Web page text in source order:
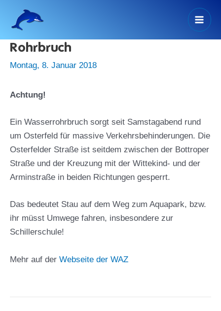
Inhalt
springen
Rohrbruch
Montag, 8. Januar 2018
Achtung!
Ein Wasserrohrbruch sorgt seit Samstagabend rund
um Osterfeld für massive Verkehrsbehinderungen. Die
Osterfelder Straße ist seitdem zwischen der Bottroper
Straße und der Kreuzung mit der Wittekind- und der
Arminstraße in beiden Richtungen gesperrt.
Das bedeutet Stau auf dem Weg zum Aquapark, bzw.
ihr müsst Umwege fahren, insbesondere zur
Schillerschule!
Mehr auf der Webseite der WAZ